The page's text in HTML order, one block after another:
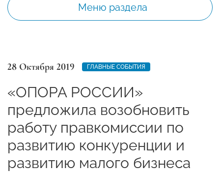
Меню раздела
28 Октября 2019 ГЛАВНЫЕ СОБЫТИЯ
«ОПОРА РОССИИ»
предложила возобновить
работу правкомиссии по
развитию конкуренции и
развитию малого бизнеса